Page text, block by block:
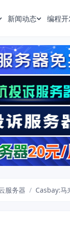
新闻动态 编程开
服务器 / Casbay:马